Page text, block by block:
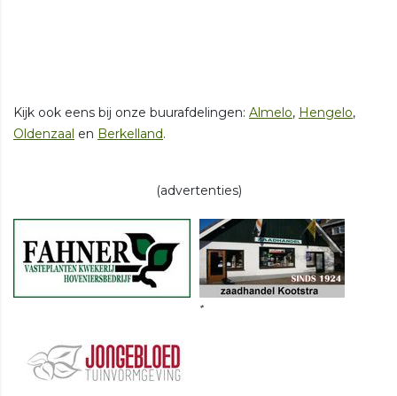
Kijk ook eens bij onze buurafdelingen: Almelo, Hengelo,
Oldenzaal en Berkelland.
(advertenties)